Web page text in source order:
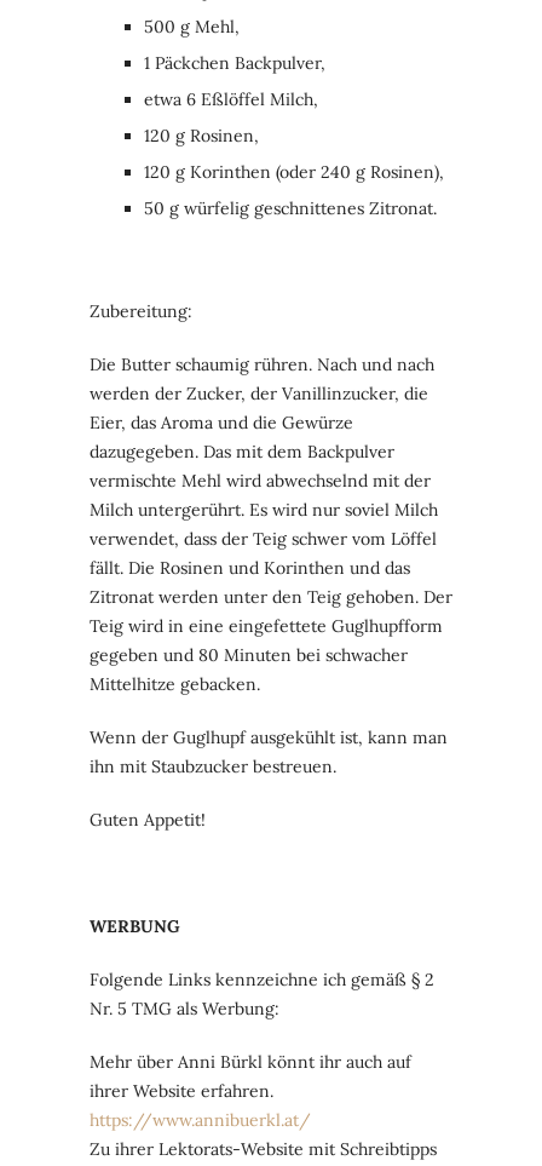
500 g Mehl,
1 Päckchen Backpulver,
etwa 6 Eßlöffel Milch,
120 g Rosinen,
120 g Korinthen (oder 240 g Rosinen),
50 g würfelig geschnittenes Zitronat.
Zubereitung:
Die Butter schaumig rühren. Nach und nach
werden der Zucker, der Vanillinzucker, die
Eier, das Aroma und die Gewürze
dazugegeben. Das mit dem Backpulver
vermischte Mehl wird abwechselnd mit der
Milch untergerührt. Es wird nur soviel Milch
verwendet, dass der Teig schwer vom Löffel
fällt. Die Rosinen und Korinthen und das
Zitronat werden unter den Teig gehoben. Der
Teig wird in eine eingefettete Guglhupfform
gegeben und 80 Minuten bei schwacher
Mittelhitze gebacken.
Wenn der Guglhupf ausgekühlt ist, kann man
ihn mit Staubzucker bestreuen.
Guten Appetit!
WERBUNG
Folgende Links kennzeichne ich gemäß § 2
Nr. 5 TMG als Werbung:
Mehr über Anni Bürkl könnt ihr auch auf
ihrer Website erfahren.
https://www.annibuerkl.at/
Zu ihrer Lektorats-Website mit Schreibtipps